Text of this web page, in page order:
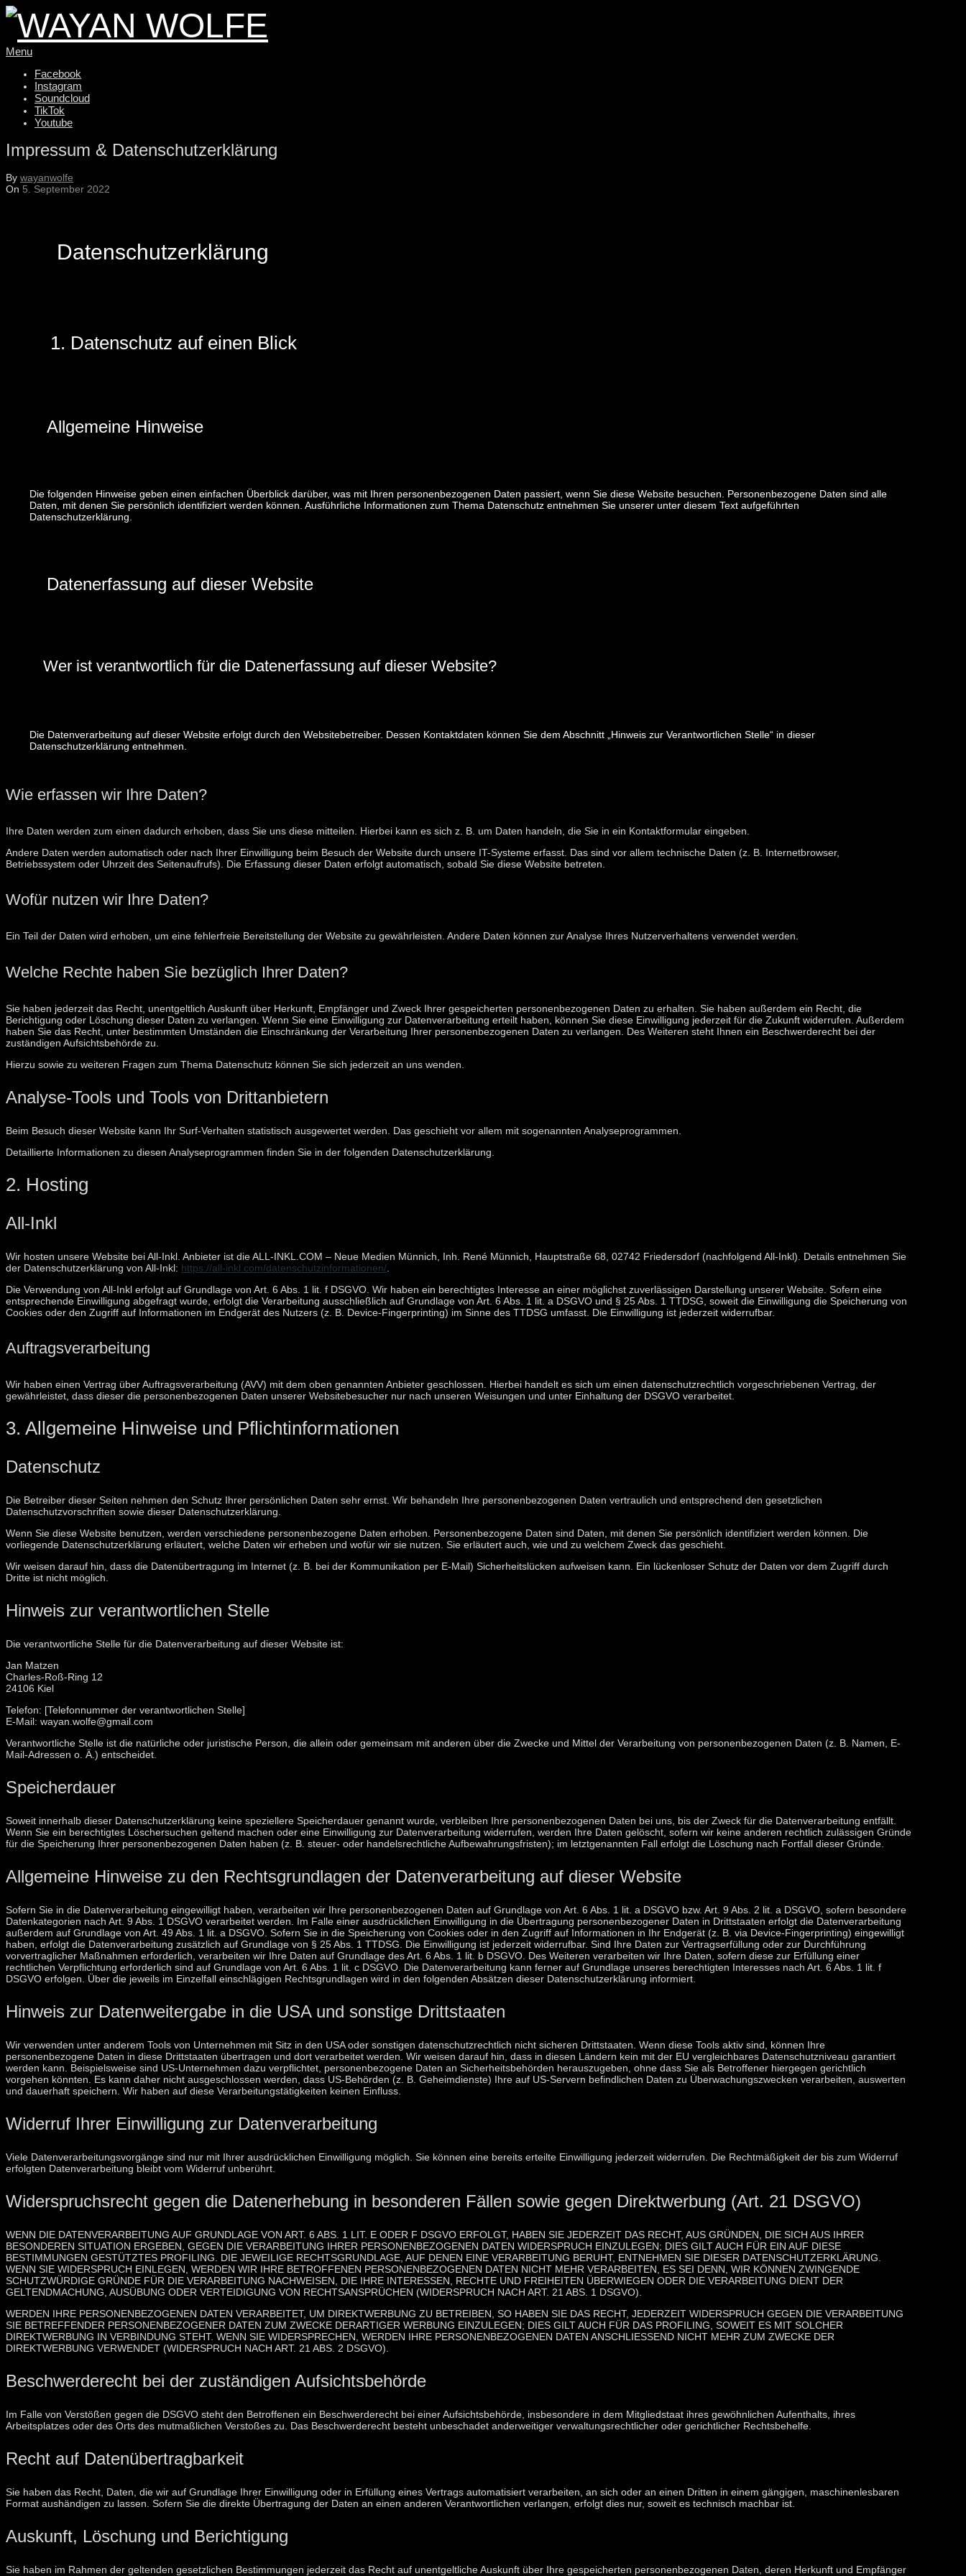
Skip
content
WAYAN
WOLFE
Primary
Menu
Menu
Facebook
Instagram
Soundcloud
TikTok
Youtube
Impressum & Datenschutzerklärung
By wayanwolfe
On 5. September 2022
Datenschutz­erklärung
1. Datenschutz auf einen Blick
Allgemeine Hinweise
Die folgenden Hinweise geben einen einfachen Überblick darüber, was mit Ihren personenbezogenen Daten passiert, wenn Sie diese Website besuchen. Personenbezogene Daten sind alle
Daten, mit denen Sie persönlich identifiziert werden können. Ausführliche Informationen zum Thema Datenschutz entnehmen Sie unserer unter diesem Text aufgeführten
Datenschutzerklärung.
Datenerfassung auf dieser Website
Wer ist verantwortlich für die Datenerfassung auf dieser Website?
Die Datenverarbeitung auf dieser Website erfolgt durch den Websitebetreiber. Dessen Kontaktdaten können Sie dem Abschnitt „Hinweis zur Verantwortlichen Stelle“ in dieser
Datenschutzerklärung entnehmen.
Wie erfassen wir Ihre Daten?
Ihre Daten werden zum einen dadurch erhoben, dass Sie uns diese mitteilen. Hierbei kann es sich z. B. um Daten handeln, die Sie in ein Kontaktformular eingeben.
Andere Daten werden automatisch oder nach Ihrer Einwilligung beim Besuch der Website durch unsere IT-Systeme erfasst. Das sind vor allem technische Daten (z. B. Internetbrowser,
Betriebssystem oder Uhrzeit des Seitenaufrufs). Die Erfassung dieser Daten erfolgt automatisch, sobald Sie diese Website betreten.
Wofür nutzen wir Ihre Daten?
Ein Teil der Daten wird erhoben, um eine fehlerfreie Bereitstellung der Website zu gewährleisten. Andere Daten können zur Analyse Ihres Nutzerverhaltens verwendet werden.
Welche Rechte haben Sie bezüglich Ihrer Daten?
Sie haben jederzeit das Recht, unentgeltlich Auskunft über Herkunft, Empfänger und Zweck Ihrer gespeicherten personenbezogenen Daten zu erhalten. Sie haben außerdem ein Recht, die
Berichtigung oder Löschung dieser Daten zu verlangen. Wenn Sie eine Einwilligung zur Datenverarbeitung erteilt haben, können Sie diese Einwilligung jederzeit für die Zukunft widerrufen. Außerdem
haben Sie das Recht, unter bestimmten Umständen die Einschränkung der Verarbeitung Ihrer personenbezogenen Daten zu verlangen. Des Weiteren steht Ihnen ein Beschwerderecht bei der
zuständigen Aufsichtsbehörde zu.
Hierzu sowie zu weiteren Fragen zum Thema Datenschutz können Sie sich jederzeit an uns wenden.
Analyse-Tools und Tools von Dritt­anbietern
Beim Besuch dieser Website kann Ihr Surf-Verhalten statistisch ausgewertet werden. Das geschieht vor allem mit sogenannten Analyseprogrammen.
Detaillierte Informationen zu diesen Analyseprogrammen finden Sie in der folgenden Datenschutzerklärung.
2. Hosting
All-Inkl
Wir hosten unsere Website bei All-Inkl. Anbieter ist die ALL-INKL.COM – Neue Medien Münnich, Inh. René Münnich, Hauptstraße 68, 02742 Friedersdorf (nachfolgend All-Inkl). Details entnehmen Sie
der Datenschutzerklärung von All-Inkl: https://all-inkl.com/datenschutzinformationen/
Die Verwendung von All-Inkl erfolgt auf Grundlage von Art. 6 Abs. 1 lit. f DSGVO. Wir haben ein berechtigtes Interesse an einer möglichst zuverlässigen Darstellung unserer Website. Sofern eine
entsprechende Einwilligung abgefragt wurde, erfolgt die Verarbeitung ausschließlich auf Grundlage von Art. 6 Abs. 1 lit. a DSGVO und § 25 Abs. 1 TTDSG, soweit die Einwilligung die Speicherung von
Cookies oder den Zugriff auf Informationen im Endgerät des Nutzers (z. B. Device-Fingerprinting) im Sinne des TTDSG umfasst. Die Einwilligung ist jederzeit widerrufbar.
Auftragsverarbeitung
Wir haben einen Vertrag über Auftragsverarbeitung (AVV) mit dem oben genannten Anbieter geschlossen. Hierbei handelt es sich um einen datenschutzrechtlich vorgeschriebenen Vertrag, der
gewährleistet, dass dieser die personenbezogenen Daten unserer Websitebesucher nur nach unseren Weisungen und unter Einhaltung der DSGVO verarbeitet.
3. Allgemeine Hinweise und Pflicht­informationen
Datenschutz
Die Betreiber dieser Seiten nehmen den Schutz Ihrer persönlichen Daten sehr ernst. Wir behandeln Ihre personenbezogenen Daten vertraulich und entsprechend den gesetzlichen
Datenschutzvorschriften sowie dieser Datenschutzerklärung.
Wenn Sie diese Website benutzen, werden verschiedene personenbezogene Daten erhoben. Personenbezogene Daten sind Daten, mit denen Sie persönlich identifiziert werden können. Die
vorliegende Datenschutzerklärung erläutert, welche Daten wir erheben und wofür wir sie nutzen. Sie erläutert auch, wie und zu welchem Zweck das geschieht.
Wir weisen darauf hin, dass die Datenübertragung im Internet (z. B. bei der Kommunikation per E-Mail) Sicherheitslücken aufweisen kann. Ein lückenloser Schutz der Daten vor dem Zugriff durch
Dritte ist nicht möglich.
Hinweis zur verantwortlichen Stelle
Die verantwortliche Stelle für die Datenverarbeitung auf dieser Website ist:
Jan Matzen
Charles-Roß-Ring 12
24106 Kiel
Telefon: [Telefonnummer der verantwortlichen Stelle]
E-Mail: wayan.wolfe@gmail.com
Verantwortliche Stelle ist die natürliche oder juristische Person, die allein oder gemeinsam mit anderen über die Zwecke und Mittel der Verarbeitung von personenbezogenen Daten (z. B. Namen, E-
Mail-Adressen o. Ä.) entscheidet.
Speicherdauer
Soweit innerhalb dieser Datenschutzerklärung keine speziellere Speicherdauer genannt wurde, verbleiben Ihre personenbezogenen Daten bei uns, bis der Zweck für die Datenverarbeitung entfällt.
Wenn Sie ein berechtigtes Löschersuchen geltend machen oder eine Einwilligung zur Datenverarbeitung widerrufen, werden Ihre Daten gelöscht, sofern wir keine anderen rechtlich zulässigen Gründe
für die Speicherung Ihrer personenbezogenen Daten haben (z. B. steuer- oder handelsrechtliche Aufbewahrungsfristen); im letztgenannten Fall erfolgt die Löschung nach Fortfall dieser Gründe.
Allgemeine Hinweise zu den Rechtsgrundlagen der Datenverarbeitung auf dieser Website
Sofern Sie in die Datenverarbeitung eingewilligt haben, verarbeiten wir Ihre personenbezogenen Daten auf Grundlage von Art. 6 Abs. 1 lit. a DSGVO bzw. Art. 9 Abs. 2 lit. a DSGVO, sofern besondere
Datenkategorien nach Art. 9 Abs. 1 DSGVO verarbeitet werden. Im Falle einer ausdrücklichen Einwilligung in die Übertragung personenbezogener Daten in Drittstaaten erfolgt die Datenverarbeitung
außerdem auf Grundlage von Art. 49 Abs. 1 lit. a DSGVO. Sofern Sie in die Speicherung von Cookies oder in den Zugriff auf Informationen in Ihr Endgerät (z. B. via Device-Fingerprinting) eingewilligt
haben, erfolgt die Datenverarbeitung zusätzlich auf Grundlage von § 25 Abs. 1 TTDSG. Die Einwilligung ist jederzeit widerrufbar. Sind Ihre Daten zur Vertragserfüllung oder zur Durchführung
vorvertraglicher Maßnahmen erforderlich, verarbeiten wir Ihre Daten auf Grundlage des Art. 6 Abs. 1 lit. b DSGVO. Des Weiteren verarbeiten wir Ihre Daten, sofern diese zur Erfüllung einer
rechtlichen Verpflichtung erforderlich sind auf Grundlage von Art. 6 Abs. 1 lit. c DSGVO. Die Datenverarbeitung kann ferner auf Grundlage unseres berechtigten Interesses nach Art. 6 Abs. 1 lit. f
DSGVO erfolgen. Über die jeweils im Einzelfall einschlägigen Rechtsgrundlagen wird in den folgenden Absätzen dieser Datenschutzerklärung informiert.
Hinweis zur Datenweitergabe in die USA und sonstige Drittstaaten
Wir verwenden unter anderem Tools von Unternehmen mit Sitz in den USA oder sonstigen datenschutzrechtlich nicht sicheren Drittstaaten. Wenn diese Tools aktiv sind, können Ihre
personenbezogene Daten in diese Drittstaaten übertragen und dort verarbeitet werden. Wir weisen darauf hin, dass in diesen Ländern kein mit der EU vergleichbares Datenschutzniveau garantiert
werden kann. Beispielsweise sind US-Unternehmen dazu verpflichtet, personenbezogene Daten an Sicherheitsbehörden herauszugeben, ohne dass Sie als Betroffener hiergegen gerichtlich
vorgehen könnten. Es kann daher nicht ausgeschlossen werden, dass US-Behörden (z. B. Geheimdienste) Ihre auf US-Servern befindlichen Daten zu Überwachungszwecken verarbeiten, auswerten
und dauerhaft speichern. Wir haben auf diese Verarbeitungstätigkeiten keinen Einfluss.
Widerruf Ihrer Einwilligung zur Datenverarbeitung
Viele Datenverarbeitungsvorgänge sind nur mit Ihrer ausdrücklichen Einwilligung möglich. Sie können eine bereits erteilte Einwilligung jederzeit widerrufen. Die Rechtmäßigkeit der bis zum Widerruf
erfolgten Datenverarbeitung bleibt vom Widerruf unberührt.
Widerspruchsrecht gegen die Datenerhebung in besonderen Fällen sowie gegen Direktwerbung (Art. 21 DSGVO)
WENN DIE DATENVERARBEITUNG AUF GRUNDLAGE VON ART. 6 ABS. 1 LIT. E ODER F DSGVO ERFOLGT, HABEN SIE JEDERZEIT DAS RECHT, AUS GRÜNDEN, DIE SICH AUS IHRER
BESONDEREN SITUATION ERGEBEN, GEGEN DIE VERARBEITUNG IHRER PERSONENBEZOGENEN DATEN WIDERSPRUCH EINZULEGEN; DIES GILT AUCH FÜR EIN AUF DIESE
BESTIMMUNGEN GESTÜTZTES PROFILING. DIE JEWEILIGE RECHTSGRUNDLAGE, AUF DENEN EINE VERARBEITUNG BERUHT, ENTNEHMEN SIE DIESER DATENSCHUTZERKLÄRUNG.
WENN SIE WIDERSPRUCH EINLEGEN, WERDEN WIR IHRE BETROFFENEN PERSONENBEZOGENEN DATEN NICHT MEHR VERARBEITEN, ES SEI DENN, WIR KÖNNEN ZWINGENDE
SCHUTZWÜRDIGE GRÜNDE FÜR DIE VERARBEITUNG NACHWEISEN, DIE IHRE INTERESSEN, RECHTE UND FREIHEITEN ÜBERWIEGEN ODER DIE VERARBEITUNG DIENT DER
GELTENDMACHUNG, AUSÜBUNG ODER VERTEIDIGUNG VON RECHTSANSPRÜCHEN (WIDERSPRUCH NACH ART. 21 ABS. 1 DSGVO).
WERDEN IHRE PERSONENBEZOGENEN DATEN VERARBEITET, UM DIREKTWERBUNG ZU BETREIBEN, SO HABEN SIE DAS RECHT, JEDERZEIT WIDERSPRUCH GEGEN DIE VERARBEITUNG
SIE BETREFFENDER PERSONENBEZOGENER DATEN ZUM ZWECKE DERARTIGER WERBUNG EINZULEGEN; DIES GILT AUCH FÜR DAS PROFILING, SOWEIT ES MIT SOLCHER
DIREKTWERBUNG IN VERBINDUNG STEHT. WENN SIE WIDERSPRECHEN, WERDEN IHRE PERSONENBEZOGENEN DATEN ANSCHLIESSEND NICHT MEHR ZUM ZWECKE DER
DIREKTWERBUNG VERWENDET (WIDERSPRUCH NACH ART. 21 ABS. 2 DSGVO).
Beschwerde­recht bei der zuständigen Aufsichts­behörde
Im Falle von Verstößen gegen die DSGVO steht den Betroffenen ein Beschwerderecht bei einer Aufsichtsbehörde, insbesondere in dem Mitgliedstaat ihres gewöhnlichen Aufenthalts, ihres
Arbeitsplatzes oder des Orts des mutmaßlichen Verstoßes zu. Das Beschwerderecht besteht unbeschadet anderweitiger verwaltungsrechtlicher oder gerichtlicher Rechtsbehelfe.
Recht auf Daten­übertrag­barkeit
Sie haben das Recht, Daten, die wir auf Grundlage Ihrer Einwilligung oder in Erfüllung eines Vertrags automatisiert verarbeiten, an sich oder an einen Dritten in einem gängigen, maschinenlesbaren
Format aushändigen zu lassen. Sofern Sie die direkte Übertragung der Daten an einen anderen Verantwortlichen verlangen, erfolgt dies nur, soweit es technisch machbar ist.
Auskunft, Löschung und Berichtigung
Sie haben im Rahmen der geltenden gesetzlichen Bestimmungen jederzeit das Recht auf unentgeltliche Auskunft über Ihre gespeicherten personenbezogenen Daten, deren Herkunft und Empfänger